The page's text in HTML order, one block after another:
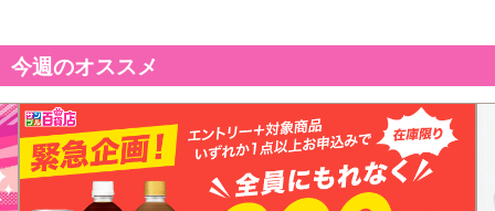
・商品サイズ：
折り畳んだ状態：14×11×3cm
・商品重量：80g
・注意事項：
【ご注意点】
※サイズは、多少の誤差が生じる場合がございます
今週のオススメ